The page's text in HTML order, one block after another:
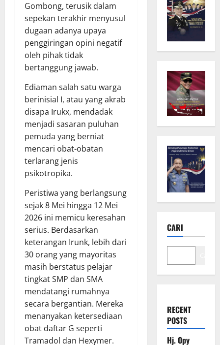
Gombong, terusik dalam
sepekan terakhir menyusul
dugaan adanya upaya
penggiringan opini negatif
oleh pihak tidak
bertanggung jawab.
Ediaman salah satu warga
berinisial I, atau yang akrab
disapa Irukx, mendadak
menjadi sasaran puluhan
pemuda yang berniat
mencari obat-obatan
terlarang jenis
psikotropika.
Peristiwa yang berlangsung
sejak 8 Mei hingga 12 Mei
2026 ini memicu keresahan
serius. Berdasarkan
keterangan Irunk, lebih dari
30 orang yang mayoritas
masih berstatus pelajar
tingkat SMP dan SMA
mendatangi rumahnya
secara bergantian. Mereka
menanyakan ketersediaan
obat daftar G seperti
Tramadol dan Hexymer.
CARI
RECENT
POSTS
Hj. Opy